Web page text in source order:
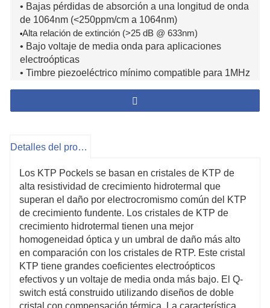
• Bajas pérdidas de absorción a una longitud de onda
de 1064nm (<250ppm/cm a 1064nm)
•Alta relación de extinción (>25 dB @ 633nm)
• Bajo voltaje de media onda para aplicaciones
electroópticas
• Timbre piezoeléctrico mínimo compatible para 1MHz
cambio preciso en láser de alta tasa de repetición
• Alto umbral de daño inducido por láser (>
para operar en un amplio rango de temperatura (-50 °
Detalles del producto
Los KTP Pockels se basan en cristales de KTP de
alta resistividad de crecimiento hidrotermal que
superan el daño por electrocromismo común del KTP
de crecimiento fundente. Los cristales de KTP de
crecimiento hidrotermal tienen una mejor
homogeneidad óptica y un umbral de daño más alto
en comparación con los cristales de RTP. Este cristal
KTP tiene grandes coeficientes electroópticos
efectivos y un voltaje de media onda más bajo. El Q-
switch está construido utilizando diseños de doble
cristal con compensación térmica. La característica